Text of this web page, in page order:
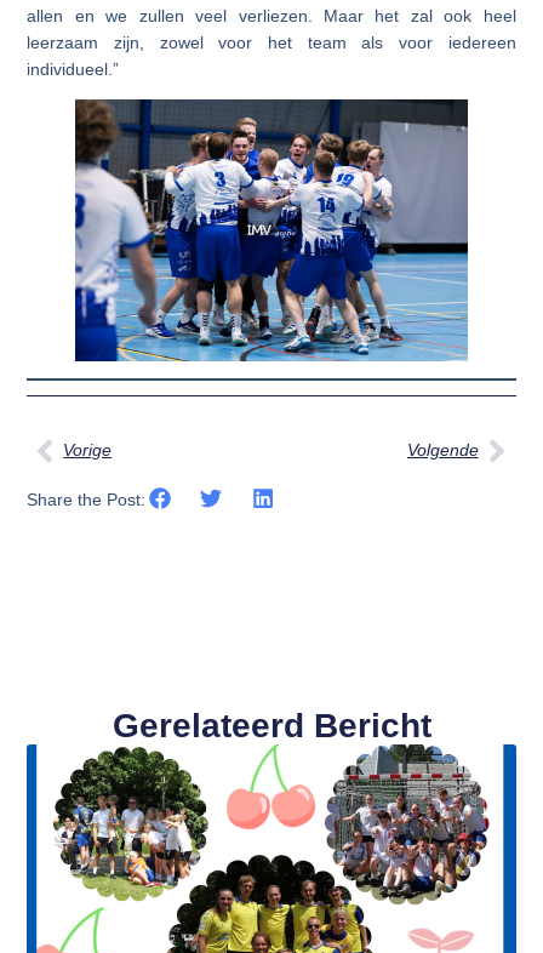
allen en we zullen veel verliezen. Maar het zal ook heel
leerzaam zijn, zowel voor het team als voor iedereen
individueel.”
Vorige Volgende
Share the Post:
Gerelateerd Bericht